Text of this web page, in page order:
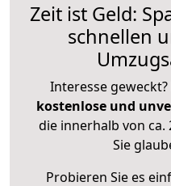
Zeit ist Geld:
schnellen
Interesse geweckt?
kostenlose und
die innerhalb von
Sie
Probieren Sie es